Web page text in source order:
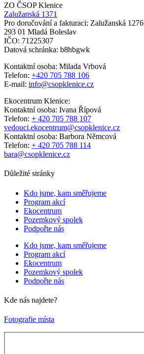
ZO ČSOP Klenice
Zalužanská 1371
Pro doručování a fakturaci: Zalužanská 1276
293 01 Mladá Boleslav
IČO: 71225307
Datová schránka: b8hbgwk
Kontaktní osoba: Milada Vrbová
Telefon: +420 705 788 106
E-mail: info@csopklenice.cz
Ekocentrum Klenice:
Kontaktní osoba: Ivana Řípová
Telefon: + 420 705 788 107
vedouci.ekocentrum@csopklenice.cz
Kontaktní osoba: Barbora Němcová
Telefon: + 420 705 788 114
bara@csopklenice.cz
Důležité stránky
Kdo jsme, kam směřujeme
Program akcí
Ekocentrum
Pozemkový spolek
Podpořte nás
Kdo jsme, kam směřujeme
Program akcí
Ekocentrum
Pozemkový spolek
Podpořte nás
Kde nás najdete?
Fotografie místa